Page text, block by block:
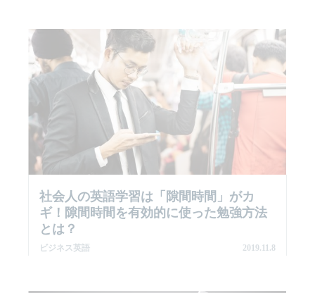
社会人の英語学習は「隙間時間」がカ
ギ！隙間時間を有効的に使った勉強方法
とは？
ビジネス英語 2019.11.8